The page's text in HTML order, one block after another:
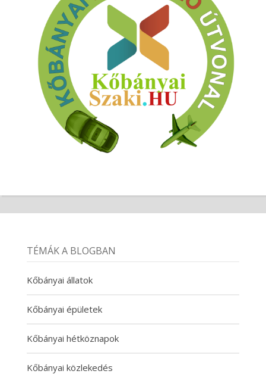
TÉMÁK A BLOGBAN
Kőbányai állatok
Kőbányai épületek
Kőbányai hétköznapok
Kőbányai közlekedés